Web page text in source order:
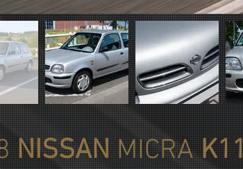
NISSAN MICRAK11